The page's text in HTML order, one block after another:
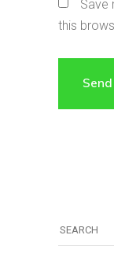
Save
this